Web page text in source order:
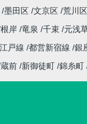
墨田区 文京区 荒川区
根岸 竜泉 千束 元浅
戸線 都営新宿線 銀
蔵前 新御徒町 錦糸町